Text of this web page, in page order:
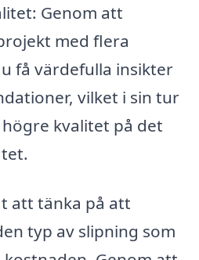
Genom att
med flera
få värdefulla insikter
vilket i sin tur
kvalitet på det
att tänka på att
typ av slipning som